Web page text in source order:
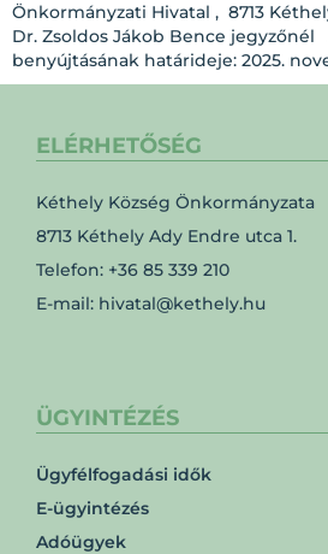
Önkormányzati Hivatal , 8713
Dr. Zsoldos Jákob Bence jegyzőnél
benyújtásának határideje: 2025.
ELÉRHETŐSÉG
Kéthely Község Önkormányzata
8713 Kéthely Ady Endre utca 1.
Telefon: +36 85 339 210
E-mail: hivatal@kethely.hu
ÜGYINTÉZÉS
Ügyfélfogadási idők
E-ügyintézés
Adóügyek